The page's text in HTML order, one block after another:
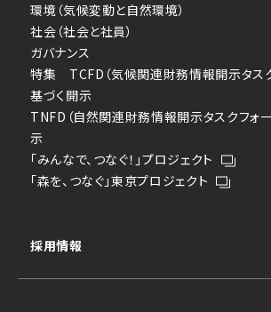
環境（気候変動と自然環境）
社会（社会と社員）
ガバナンス
特集 TCFD（気候関連財務情報開示タス
基づく開示
TNFD（自然関連財務情報開示タスクフォ
示
「みんなで、つなぐ！」プロジェクト
「森を、つなぐ」東京プロジェクト
採用情報